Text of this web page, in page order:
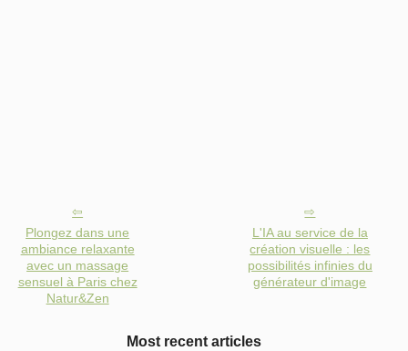
Plongez dans une
ambiance relaxante
avec un massage
sensuel à Paris chez
Natur&Zen
L'IA au service de la
création visuelle : les
possibilités infinies du
générateur d'image
Most recent articles